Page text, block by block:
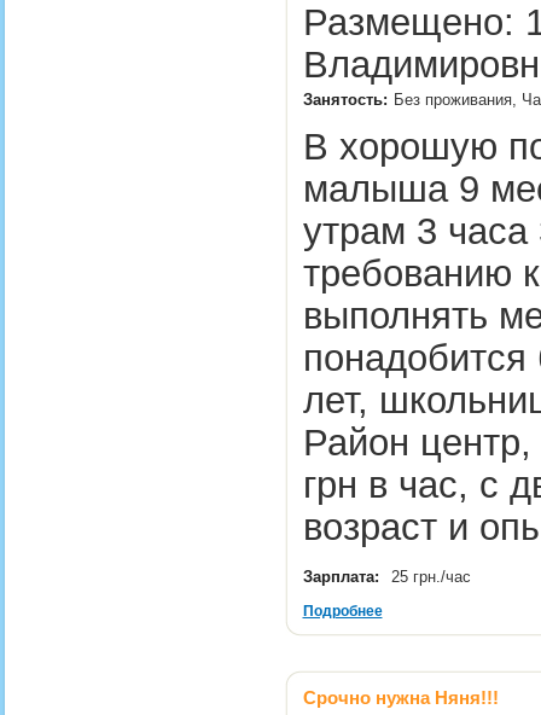
Размещено:
Занятость: Без проживания,
В хорошую
малыша 9
утрам 3
требованию
выполнять
лет,
Район
грн в час, с
возраст и
Зарплата: 25 грн./час
Подробнее
Срочно нужна Няня!!!